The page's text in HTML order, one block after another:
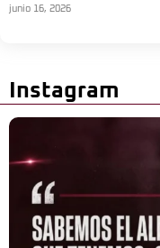
junio 16, 2026
Instagram